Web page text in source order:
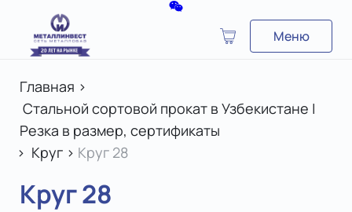
Меню
Главная >
Стальной сортовой прокат в Узбекистане |
Резка в размер, сертификаты
> Круг > Круг 28
Круг 28